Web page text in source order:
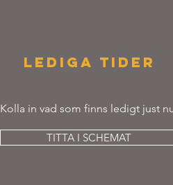
LEDIGA TIDER
Kolla in vad som finns ledigt just
TITTA I SCHEMAT